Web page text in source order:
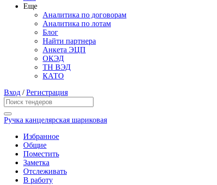
Еще
Аналитика по договорам
Аналитика по лотам
Блог
Найти партнера
Анкета ЭЦП
ОКЭД
ТН ВЭД
КАТО
Вход /Регистрация
Ручка канцелярская шариковая
Избранное
Общие
Поместить
Заметка
Отслеживать
В работу